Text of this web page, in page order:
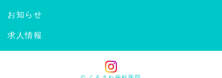
お知らせ
求人情報